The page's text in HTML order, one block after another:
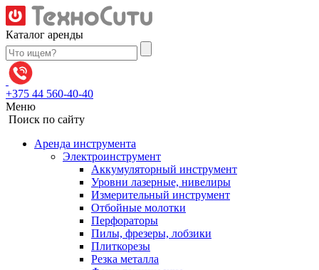
Skip
to
content
Каталог аренды
Поиск:
+375 44 560-40-40
Меню
Поиск по сайту
Аренда инструмента
Электроинструмент
Аккумуляторный инструмент
Уровни лазерные, нивелиры
Измерительный инструмент
Отбойные молотки
Перфораторы
Пилы, фрезеры, лобзики
Плиткорезы
Резка металла